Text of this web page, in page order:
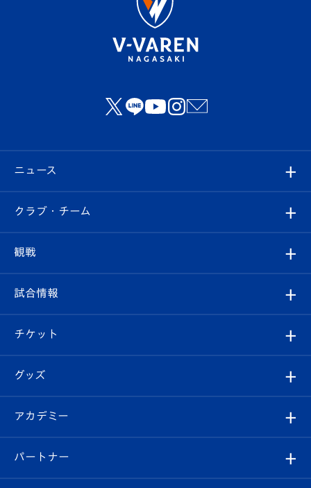
ニュース
すべて
クラブ
試合情報
チケット
イベント
メディア
クラブ・チーム
クラブ概要
エンブレム紹介
スタッフプロフィール
マスコット紹介
観戦
観戦ルール
はじめての観戦ガイド
Revive Team
ヴィヴィくんの長崎おもてなしガイド
試合情報
試合日程/結果
フォトギャラリー
スタジアムグルメ
チケット
チケット
V-LOVERS（ファンクラブ）
プレイヤーズスイート
グッズ
オンラインショップ
店舗情報
アカデミー
育成からのお知らせ
パートナー